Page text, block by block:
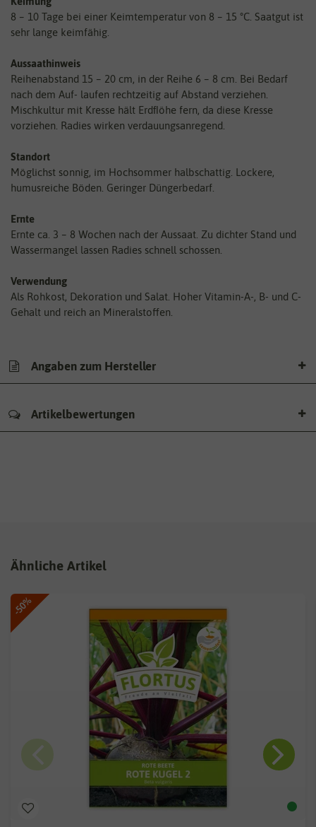
8 – 10 Tage bei einer Keimtemperatur von 8 – 15 °C. Saatgut ist
sehr lange keimfähig.
Aussaathinweis
Reihenabstand 15 – 20 cm, in der Reihe 6 – 8 cm. Bei Bedarf
nach dem Auf- laufen rechtzeitig auf Abstand verziehen.
Mischkultur mit Kresse hält Erdﬂöhe fern, da diese Kresse
vorziehen. Radies wirken verdauungsanregend.
Standort
Möglichst sonnig, im Hochsommer halbschattig. Lockere,
humusreiche Böden. Geringer Düngerbedarf.
Ernte
Ernte ca. 3 – 8 Wochen nach der Aussaat. Zu dichter Stand und
Wassermangel lassen Radies schnell schossen.
Verwendung
Als Rohkost, Dekoration und Salat. Hoher Vitamin-A-, B- und C-
Gehalt und reich an Mineralstoffen.
Angaben zum Hersteller
Artikelbewertungen
Ähnliche Artikel
-50%